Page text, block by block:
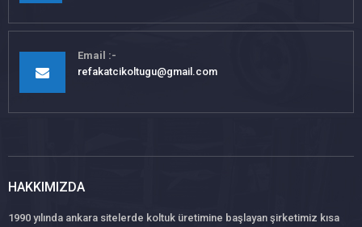
Email
refakatcikoltugu@gmail.com
HAKKIMIZDA
1990 yılında ankara sitelerde koltuk üretimine başlayan şirketimiz kısa